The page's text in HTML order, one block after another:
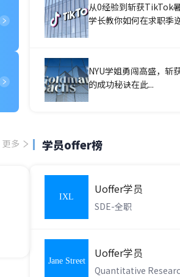
更多
从0经验到斩获TikTok
学长教你如何在求职季
NYU学姐勇闯高盛，斩
的成功秘诀在此...
学员offer榜
IXL
Learning
Uoffer学员
SDE-全职
Jane Street
Uoffer学员
Quantitative